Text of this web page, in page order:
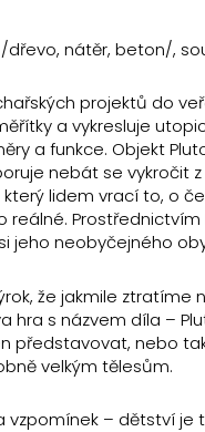
dřevo, nátěr, beton/,
projektů do
a vykresluje
a funkce. Objekt
nebát se vykročit
lidem vrací to, o
reálné.
jeho neobyčejného
že jakmile ztratíme
hra s názvem díla –
představovat, nebo
velkým tělesům.
– dětství je